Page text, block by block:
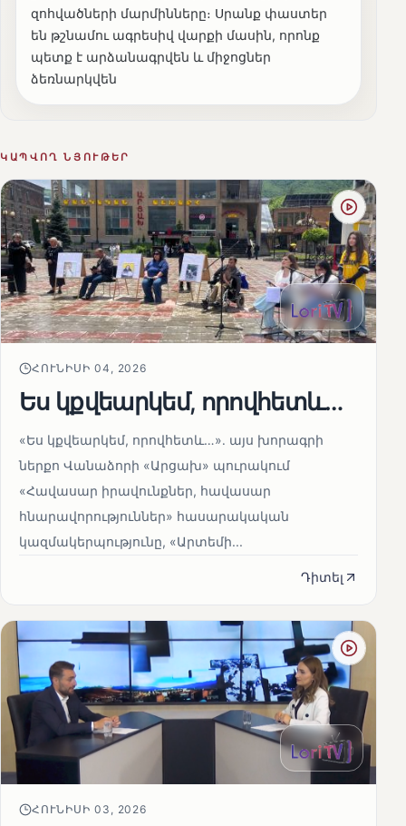
զոհվածների մարմինները։ Սրանք փաստեր
են թշնամու ագրեսիվ վարքի մասին, որոնք
պետք է արձանագրվեն և միջոցներ
ձեռնարկվեն
ԿԱՊՎՈՂ ՆՅՈՒԹԵՐ
ՀՈՒՆԻՍԻ 04, 2026
Ես կքվեարկեմ, որովհետև…
«Ես կքվեարկեմ, որովհետև…»․ այս խորագրի
ներքո Վանաձորի «Արցախ» պուրակում
«Հավասար իրավունքներ, հավասար
հնարավորություններ» հասարակական
կազմակերպությունը, «Արտեմի...
Դիտել
ՀՈՒՆԻՍԻ 03, 2026